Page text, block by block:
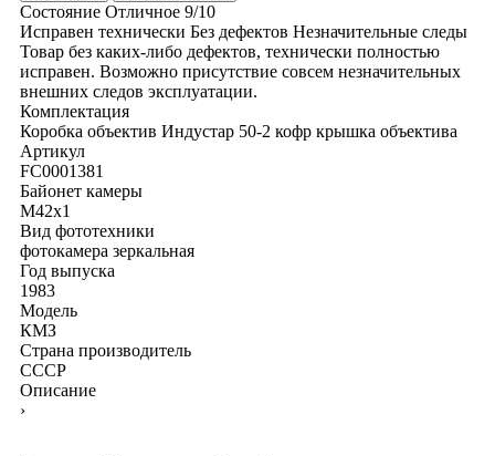
Состояние Отличное 9/10
Исправен технически Без дефектов Незначительные следы
Товар без каких-либо дефектов, технически полностью
исправен. Возможно присутствие совсем незначительных
внешних следов эксплуатации.
Комплектация
Коробка объектив Индустар 50-2 кофр крышка объектива
Артикул
FC0001381
Байонет камеры
M42x1
Вид фототехники
фотокамера зеркальная
Год выпуска
1983
Модель
КМЗ
Страна производитель
СССР
Описание
›